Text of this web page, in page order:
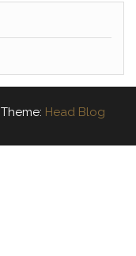
Theme: Head Blog